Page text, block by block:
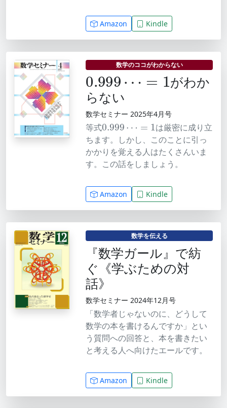
Amazon Kindle
数学のココがわからない
0.999⋯=1
がわか
らない
数学セミナー 2025年4月号
等式
0.999 ⋯=1
は厳密に成り立
ちます。しかし、このことに引っ
かかりを覚える人はたくさんいま
す。この話をしましょう。
Amazon Kindle
数学を伝える
『数学ガール』で紡
ぐ《学ぶための対
話》
数学セミナー 2024年12月号
「数学者じゃないのに、どうして
数学の本を書けるんですか」とい
う質問への回答と、本を書きたい
と考える人へ向けたエールです。
Amazon Kindle